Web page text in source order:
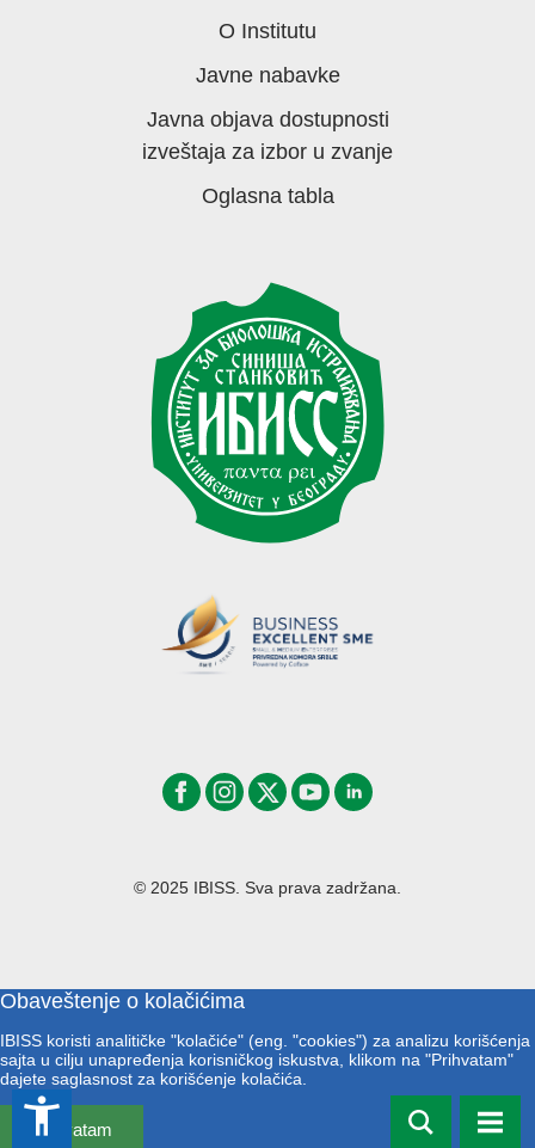
O Institutu
Javne nabavke
Javna objava dostupnosti
izveštaja za izbor u zvanje
Oglasna tabla
© 2025 IBISS. Sva prava zadržana.
Obaveštenje o kolačićima
IBISS koristi analitičke "kolačiće" (eng. "cookies") za analizu korišćenja
sajta u cilju unapređenja korisničkog iskustva, klikom na "Prihvatam"
dajete saglasnost za korišćenje kolačića.
Prihvatam
accessibility_new